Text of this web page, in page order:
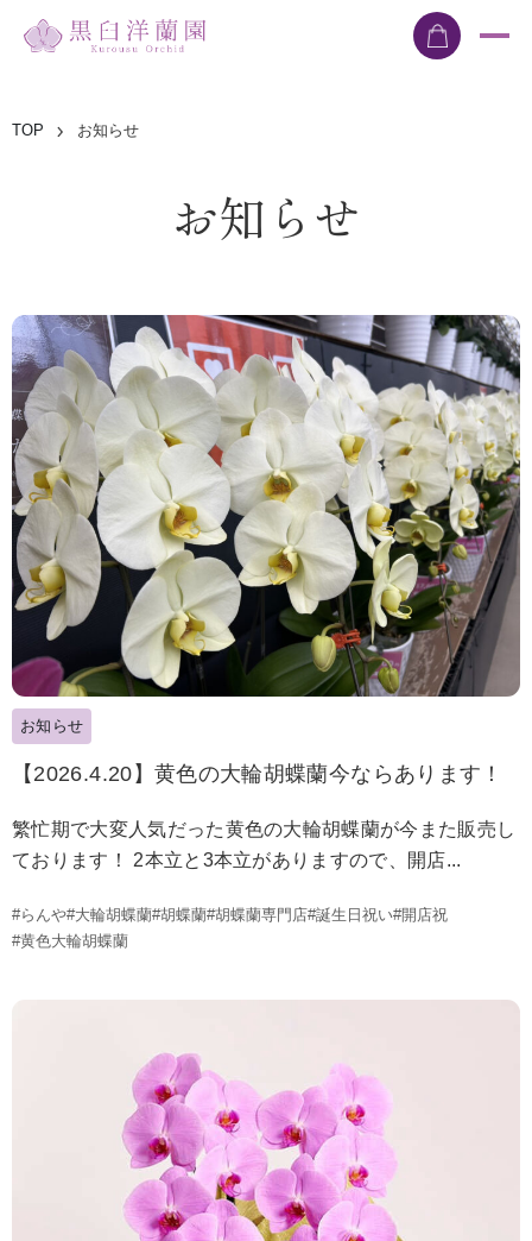
TOP お知らせ
お知らせ
お知らせ
【2026.4.20】黄色の大輪胡蝶蘭今ならあります！
繁忙期で大変人気だった黄色の大輪胡蝶蘭が今また販売し
ております！ 2本立と3本立がありますので、開店...
#らんや#大輪胡蝶蘭#胡蝶蘭#胡蝶蘭専門店#誕生日祝い#開店祝
#黄色大輪胡蝶蘭